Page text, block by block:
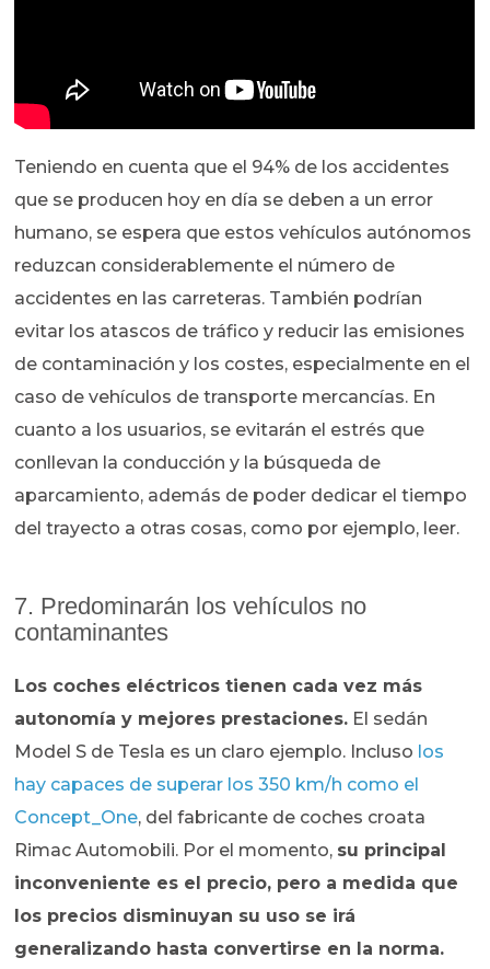
Teniendo en cuenta que el 94% de los accidentes
que se producen hoy en día se deben a un error
humano, se espera que estos vehículos autónomos
reduzcan considerablemente el número de
accidentes en las carreteras. También podrían
evitar los atascos de tráfico y reducir las emisiones
de contaminación y los costes, especialmente en el
caso de vehículos de transporte mercancías. En
cuanto a los usuarios, se evitarán el estrés que
conllevan la conducción y la búsqueda de
aparcamiento, además de poder dedicar el tiempo
del trayecto a otras cosas, como por ejemplo, leer.
7. Predominarán los vehículos no
contaminantes
Los coches eléctricos tienen cada vez más
autonomía y mejores prestaciones. El sedán
Model S de Tesla es un claro ejemplo. Incluso los
hay capaces de superar los 350 km/h como el
Concept_One, del fabricante de coches croata
Rimac Automobili. Por el momento, su principal
inconveniente es el precio, pero a medida que
los precios disminuyan su uso se irá
generalizando hasta convertirse en la norma.